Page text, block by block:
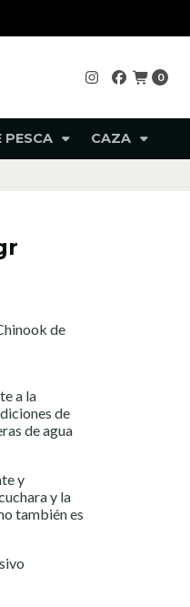
0
PESCA CAZA
de
a la
de
de agua
y
y la
también es